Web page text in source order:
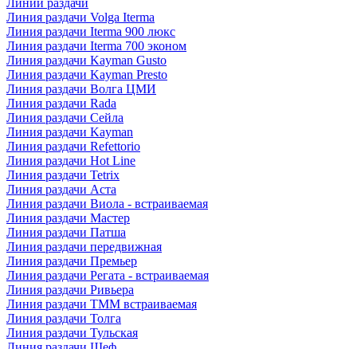
Линии раздачи
Линия раздачи Volga Iterma
Линия раздачи Iterma 900 люкс
Линия раздачи Iterma 700 эконом
Линия раздачи Kayman Gusto
Линия раздачи Kayman Presto
Линия раздачи Волга ЦМИ
Линия раздачи Rada
Линия раздачи Сейла
Линия раздачи Kayman
Линия раздачи Refettorio
Линия раздачи Hot Line
Линия раздачи Tetrix
Линия раздачи Аста
Линия раздачи Виола - встраиваемая
Линия раздачи Мастер
Линия раздачи Патша
Линия раздачи передвижная
Линия раздачи Премьер
Линия раздачи Регата - встраиваемая
Линия раздачи Ривьера
Линия раздачи ТММ встраиваемая
Линия раздачи Толга
Линия раздачи Тульская